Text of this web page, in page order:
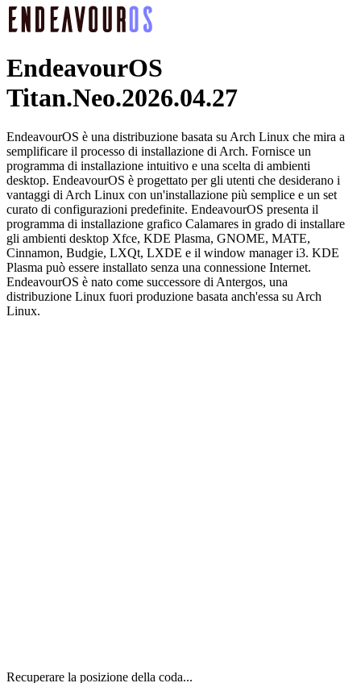
EndeavourOS
Titan.Neo.2026.04.27
EndeavourOS è una distribuzione basata su Arch Linux che mira a
semplificare il processo di installazione di Arch. Fornisce un
programma di installazione intuitivo e una scelta di ambienti
desktop. EndeavourOS è progettato per gli utenti che desiderano i
vantaggi di Arch Linux con un'installazione più semplice e un set
curato di configurazioni predefinite. EndeavourOS presenta il
programma di installazione grafico Calamares in grado di installare
gli ambienti desktop Xfce, KDE Plasma, GNOME, MATE,
Cinnamon, Budgie, LXQt, LXDE e il window manager i3. KDE
Plasma può essere installato senza una connessione Internet.
EndeavourOS è nato come successore di Antergos, una
distribuzione Linux fuori produzione basata anch'essa su Arch
Linux.
Recuperare la posizione della coda...